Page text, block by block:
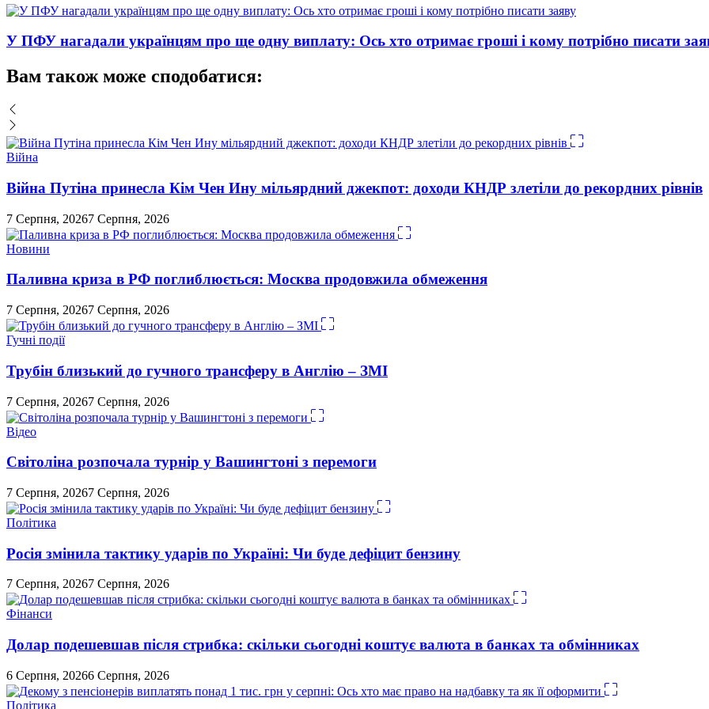
У ПФУ нагадали українцям про ще одну виплату: Ось хто отримає гроші і кому потрібно писати
Вам також може сподобатися:
Війна
Війна Путіна принесла Кім Чен Ину мільярдний джекпот: доходи КНДР злетіли до рекордних рівнів
7 Серпня, 20267 Серпня, 2026
Новини
Паливна криза в РФ поглиблюється: Москва продовжила обмеження
7 Серпня, 20267 Серпня, 2026
Гучні події
Трубін близький до гучного трансферу в Англію – ЗМІ
7 Серпня, 20267 Серпня, 2026
Відео
Світоліна розпочала турнір у Вашингтоні з перемоги
7 Серпня, 20267 Серпня, 2026
Політика
Росія змінила тактику ударів по Україні: Чи буде дефіцит бензину
7 Серпня, 20267 Серпня, 2026
Фінанси
Долар подешевшав після стрибка: скільки сьогодні коштує валюта в банках та обмінниках
6 Серпня, 20266 Серпня, 2026
Політика